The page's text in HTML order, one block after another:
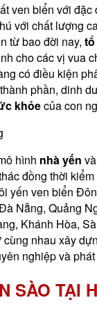
ven biển với
với chất lượng
từ bao đời nay,
cho các vị vua
có điều kiện
phần, dinh
khỏecủa con
hình nhà yến
đồng thời
yến ven biển
Nẵng, Quảng
Khánh Hòa,
nhau xây
nghiệp và
SÀO TẠI